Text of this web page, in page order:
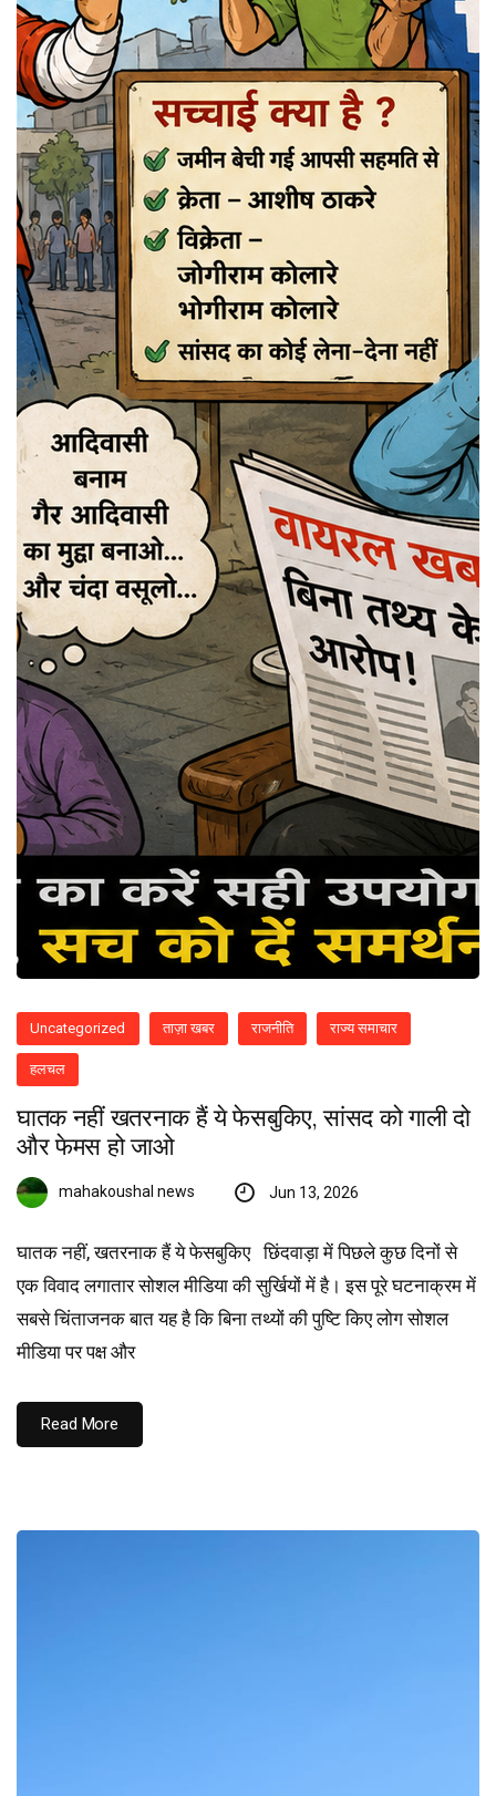
Uncategorized ताज़ा खबर राजनीति राज्य समाचार
हलचल
घातक नहीं खतरनाक हैं ये फेसबुकिए, सांसद को गाली दो
और फेमस हो जाओ
mahakoushal news Jun 13, 2026
घातक नहीं, खतरनाक हैं ये फेसबुकिए छिंदवाड़ा में पिछले कुछ दिनों से
एक विवाद लगातार सोशल मीडिया की सुर्खियों में है। इस पूरे घटनाक्रम में
सबसे चिंताजनक बात यह है कि बिना तथ्यों की पुष्टि किए लोग सोशल
मीडिया पर पक्ष और
Read More